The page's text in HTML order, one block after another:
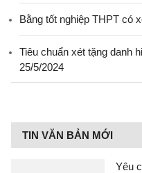
Bằng tốt nghiệp THPT có
Tiêu chuẩn xét tặng danh
25/5/2024
TIN VĂN BẢN MỚI
Yêu